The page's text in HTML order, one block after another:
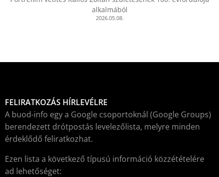
alkalmából
2026.05.08.
FELIRATKOZÁS HÍRLEVÉLRE
A buod-info egy a Google csoportoknál (Google Groups)
berendezett drótpostás levelezőlista, melyre minden
érdeklődő feliratkozhat.
Ezen lista a következő típusú információ közzétételére
ad lehetőséget: